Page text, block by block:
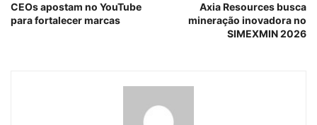
CEOs apostam no YouTube
para fortalecer marcas
Axia Resources busca
mineração inovadora no
SIMEXMIN 2026